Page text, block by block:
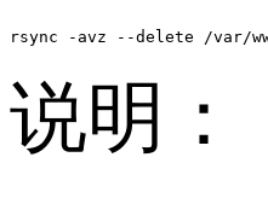
rsync -avz --delete /var/
说明：